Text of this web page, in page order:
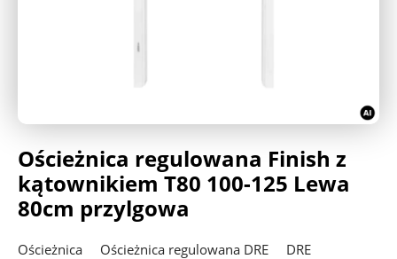
Ościeżnica regulowana Finish z
kątownikiem T80 100-125 Lewa
80cm przylgowa
Ościeżnica Ościeżnica regulowana DRE DRE